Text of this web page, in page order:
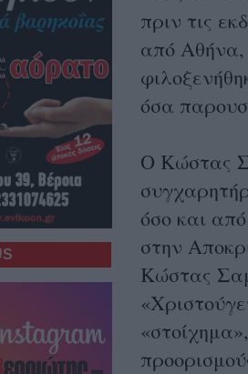
πριν τις
από
όσα
Ο Κώστας
όσο και
στην
Κώστας